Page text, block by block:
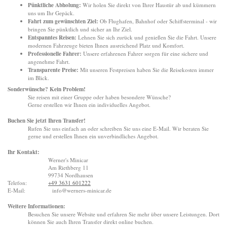
Pünktliche Abholung: Wir holen Sie direkt von Ihrer Haustür ab und kümmern
uns um Ihr Gepäck.
Fahrt zum gewünschten Ziel: Ob Flughafen, Bahnhof oder Schiffsterminal - wir
bringen Sie pünktlich und sicher an Ihr Ziel.
Entspanntes Reisen: Lehnen Sie sich zurück und genießen Sie die Fahrt. Unsere
modernen Fahrzeuge bieten Ihnen ausreichend Platz und Komfort.
Professionelle Fahrer: Unsere erfahrenen Fahrer sorgen für eine sichere und
angenehme Fahrt.
Transparente Preise: Mit unseren Festpreisen haben Sie die Reisekosten immer
im Blick.
Sonderwünsche? Kein Problem!
Sie reisen mit einer Gruppe oder haben besondere Wünsche?
Gerne erstellen wir Ihnen ein individuelles Angebot.
Buchen Sie jetzt Ihren Transfer!
Rufen Sie uns einfach an oder schreiben Sie uns eine E-Mail. Wir beraten Sie
gerne und erstellen Ihnen ein unverbindliches Angebot.
Ihr Kontakt:
Werner's Minicar
Am Riethberg 11
99734 Nordhausen
Telefon: +49 3631 601222
E-Mail: info@werners-minicar.de
Weitere Informationen:
Besuchen Sie unsere Website und erfahren Sie mehr über unsere Leistungen. Dort
können Sie auch Ihren Transfer direkt online buchen.